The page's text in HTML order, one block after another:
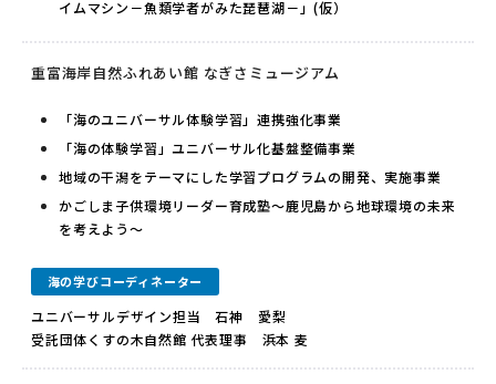
イムマシン－魚類学者がみた琵琶湖－」(仮）
重富海岸自然ふれあい館 なぎさミュージアム
「海のユニバーサル体験学習」連携強化事業
「海の体験学習」ユニバーサル化基盤整備事業
地域の干潟をテーマにした学習プログラムの開発、実施事業
かごしま子供環境リーダー育成塾～鹿児島から地球環境の未来
を考えよう～
海の学びコーディネーター
ユニバーサルデザイン担当 石神 愛梨
受託団体くすの木自然館 代表理事 浜本 麦